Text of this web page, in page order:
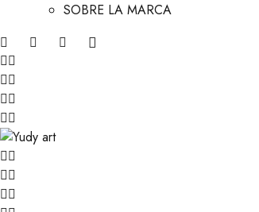
SOBRE LA MARCA